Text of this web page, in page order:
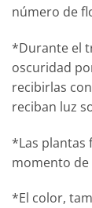
número de
*Durante el
oscuridad
recibirlas
reciban luz
*Las plantas
momento de
*El color,